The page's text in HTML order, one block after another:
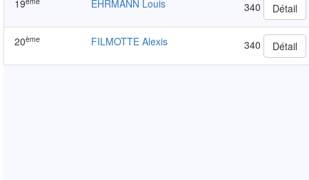
19 EHRMANN Louis 340 Détail
20ème FILMOTTE Alexis 340 Détail